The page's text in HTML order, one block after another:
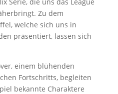
Zu dem
welche sich uns in
präsentiert, lassen sich
einem blühenden
Fortschritts, begleiten
bekannte Charaktere